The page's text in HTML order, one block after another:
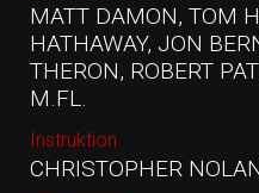
MATT DAMON, TOM
HATHAWAY, JON
THERON, ROBERT
M.FL.
Instruktion
CHRISTOPHER